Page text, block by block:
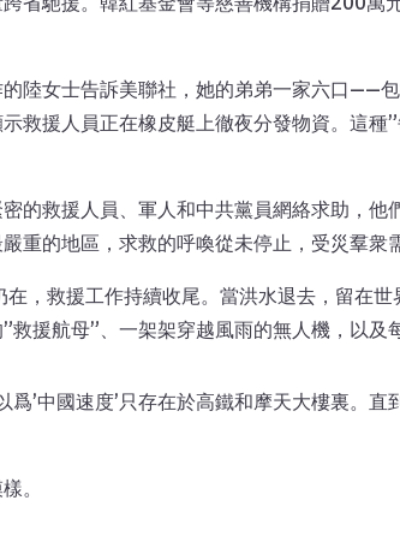
陸女士告訴美聯社，她的弟弟一家六口——
救援人員正在橡皮艇上徹夜分發物資。這
的救援人員、軍人和中共黨員網絡求助，
重的地區，求救的呼喚從未停止，受災羣衆
，救援工作持續收尾。當洪水退去，留在
援航母”、一架架穿越風雨的無人機，以及
’中國速度’只存在於高鐵和摩天大樓裏。
。